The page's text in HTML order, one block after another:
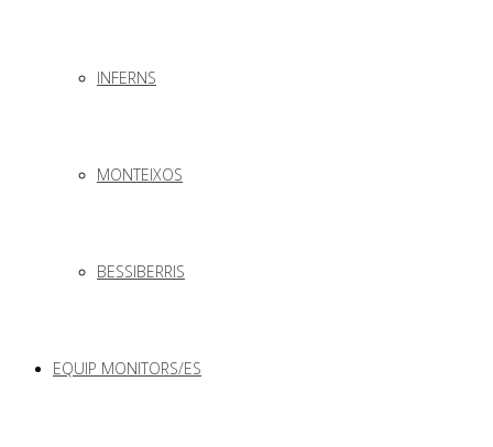
INFERNS
MONTEIXOS
BESSIBERRIS
EQUIP MONITORS/ES